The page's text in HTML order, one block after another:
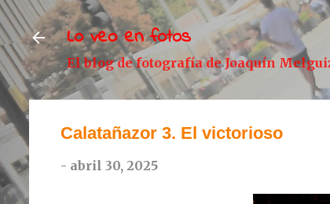
Ir al
Lo veo en fotos
El blog de fotografía de Joaquín
Calatañazor 3. El victorioso
- abril 30, 2025